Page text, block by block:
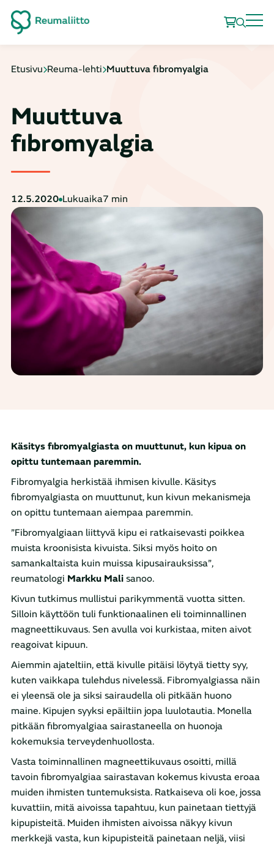
Etusivu Reuma-lehti Muuttuva fibromyalgia
Muuttuva
fibromyalgia
12.5.2020 Lukuaika7 min
Käsitys fibromyalgiasta on muuttunut, kun kipua on
opittu tuntemaan paremmin.
Fibromyalgia herkistää ihmisen kivulle. Käsitys
fibromyalgiasta on muuttunut, kun kivun mekanismeja
on opittu tuntemaan aiempaa paremmin.
”Fibromyalgiaan liittyvä kipu ei ratkaisevasti poikkea
muista kroonisista kivuista. Siksi myös hoito on
samankaltaista kuin muissa kipusairauksissa”,
reumatologi Markku Mali sanoo.
Kivun tutkimus mullistui parikymmentä vuotta sitten.
Silloin käyttöön tuli funktionaalinen eli toiminnallinen
magneettikuvaus. Sen avulla voi kurkistaa, miten aivot
reagoivat kipuun.
Aiemmin ajateltiin, että kivulle pitäisi löytyä tietty syy,
kuten vaikkapa tulehdus nivelessä. Fibromyalgiassa näin
ei yleensä ole ja siksi sairaudella oli pitkään huono
maine. Kipujen syyksi epäiltiin jopa luulotautia. Monella
pitkään fibromyalgiaa sairastaneella on huonoja
kokemuksia terveydenhuollosta.
Vasta toiminnallinen magneettikuvaus osoitti, millä
tavoin fibromyalgiaa sairastavan kokemus kivusta eroaa
muiden ihmisten tuntemuksista. Ratkaiseva oli koe, jossa
kuvattiin, mitä aivoissa tapahtuu, kun painetaan tiettyjä
kipupisteitä. Muiden ihmisten aivoissa näkyy kivun
merkkejä vasta, kun kipupisteitä painetaan neljä, viisi